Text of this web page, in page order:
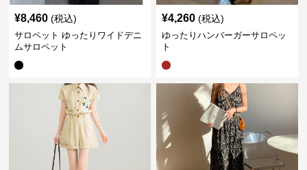
¥8,460 (税込)
サロペット ゆったりワイドデニ
ムサロペット
¥4,260 (税込)
ゆったりハンバーガーサロペッ
ト